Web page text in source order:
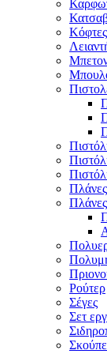
Πλάνες
Ρούτερ
Σέγες
Σετ